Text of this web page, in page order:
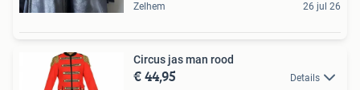
Zelhem 26 jul 26
Circus jas man rood
€ 44,95 Details